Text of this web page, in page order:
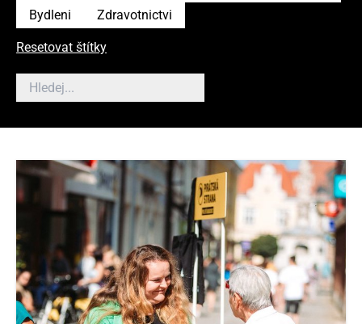
Bydleni
Zdravotnictvi
Resetovat štítky